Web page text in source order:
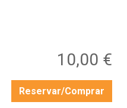
10,00 €
Reservar/Comprar